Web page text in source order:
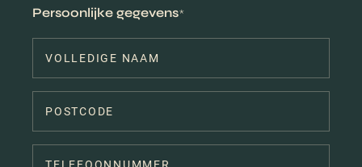
Persoonlijke gegevens*